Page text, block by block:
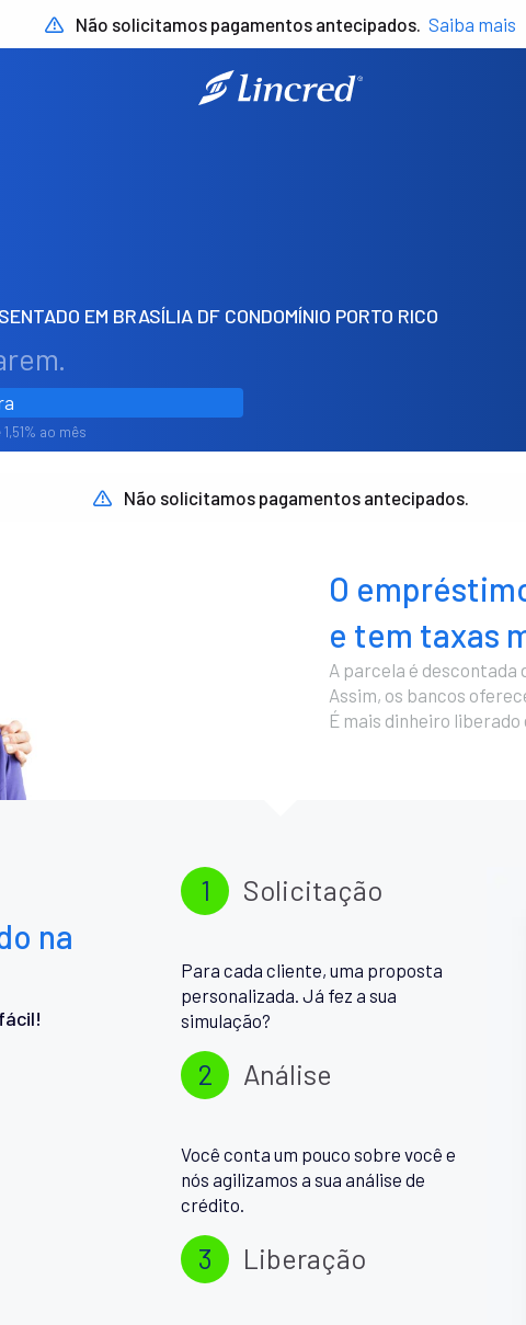
Não solicitamos pagamentos antecipados. Saiba mais
EM BRASÍLIA DF CONDOMÍNIO PORTO RICO
ao mês
Não solicitamos pagamentos antecipados.
O
e tem taxas
A parcela é descontada
Assim, os bancos
É mais dinheiro
na
1 Solicitação
Para cada cliente, uma proposta
personalizada. Já fez a sua
simulação?
2 Análise
Você conta um pouco sobre você e
nós agilizamos a sua análise de
crédito.
3 Liberação